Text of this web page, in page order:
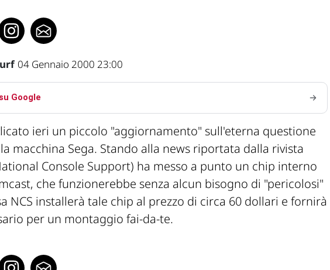
04 Gennaio 2000 23:00
Google
ieri un piccolo "aggiornamento" sull'eterna questione
macchina Sega. Stando alla news riportata dalla rivista
Console Support) ha messo a punto un chip interno
che funzionerebbe senza alcun bisogno di "pericolosi"
NCS installerà tale chip al prezzo di circa 60 dollari e fornirà
per un montaggio fai-da-te.